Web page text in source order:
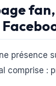
fan
présence
comprise :